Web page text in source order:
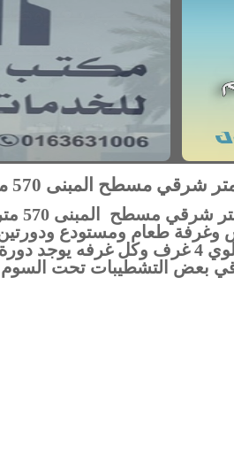
للبيع
طعام ومستودع
(مشب) ومستودع ومدخل سياره الدور العلوي 4
بعض التشطيبات تحت السوم